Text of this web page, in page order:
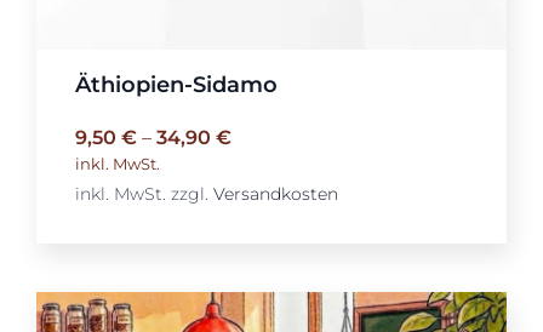
Äthiopien-Sidamo
9,50 €– 34,90 €
inkl. MwSt.
inkl. MwSt. zzgl. Versandkosten